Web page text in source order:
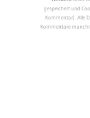
gespeichert und
Kommentar). Alle
Kommentare